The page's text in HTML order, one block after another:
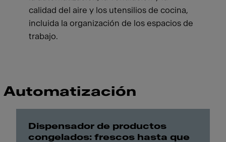
calidad del aire y los utensilios de cocina,
incluida la organización de los espacios de
trabajo.
Automatización
Dispensador de productos
congelados: frescos hasta que